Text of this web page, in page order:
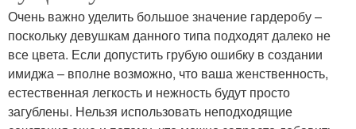
Весенний цветотип
Волос для теплой
весны
Волос для светлой
Волос для яркой
Очень важно уделить большое значение гардеробу –
поскольку девушкам данного типа подходят далеко не
все цвета. Если допустить грубую ошибку в создании
имиджа – вполне возможно, что ваша женственность,
естественная легкость и нежность будут просто
загублены. Нельзя использовать неподходящие